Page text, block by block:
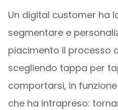
Un digital customer ha
segmentare e
piacimento il processo
scegliendo tappa per
comportarsi, in
che ha intrapreso: